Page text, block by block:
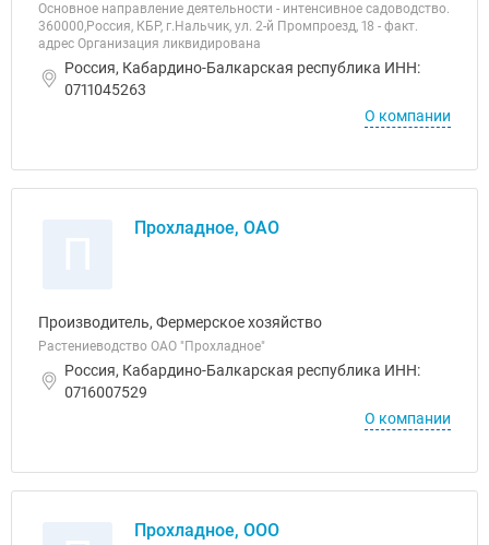
Основное направление деятельности - интенсивное садоводство.
360000,Россия, КБР, г.Нальчик, ул. 2-й Промпроезд, 18 - факт.
адрес Организация ликвидирована
Россия, Кабардино-Балкарская республика ИНН:
0711045263
О компании
Прохладное, ОАО
Производитель, Фермерское хозяйство
Растениеводство ОАО "Прохладное"
Россия, Кабардино-Балкарская республика ИНН:
0716007529
О компании
Прохладное, ООО